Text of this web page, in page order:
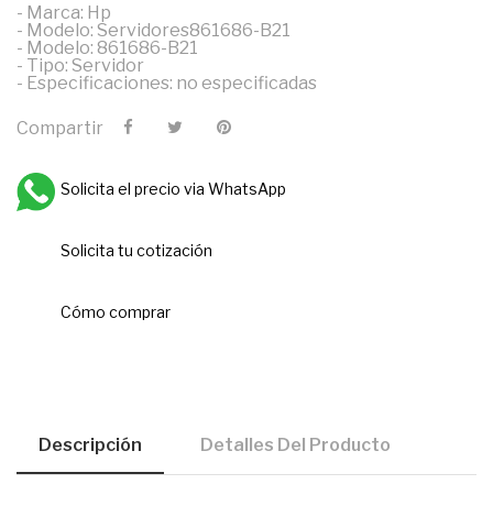
- Marca: Hp
- Modelo: Servidores861686-B21
- Modelo: 861686-B21
- Tipo: Servidor
- Especificaciones: no especificadas
Compartir
Solicita el precio via WhatsApp
Solicita tu cotización
Cómo comprar
Descripción Detalles Del Producto